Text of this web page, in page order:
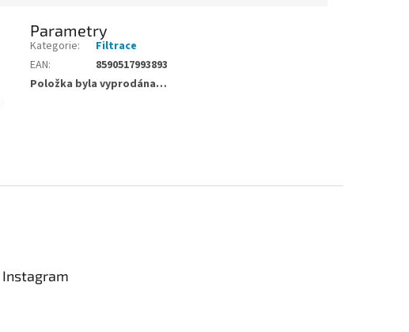
Parametry
Kategorie:
Filtrace
EAN:
8590517993893
Položka byla vyprodána…
Instagram